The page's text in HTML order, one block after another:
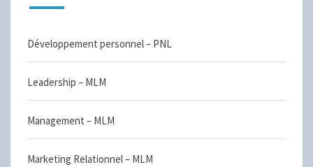
Développement personnel – PNL
Leadership – MLM
Management – MLM
Marketing Relationnel – MLM